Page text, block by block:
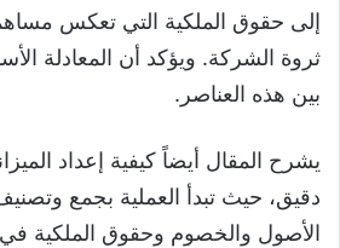
إلى حقوق الملكية التي تعكس
ثروة الشركة. ويؤكد أن المعادلة
بين هذه العناصر.
يشرح المقال أيضاً كيفية إعداد
دقيق، حيث تبدأ العملية بجمع
الأصول والخصوم وحقوق الملكية في